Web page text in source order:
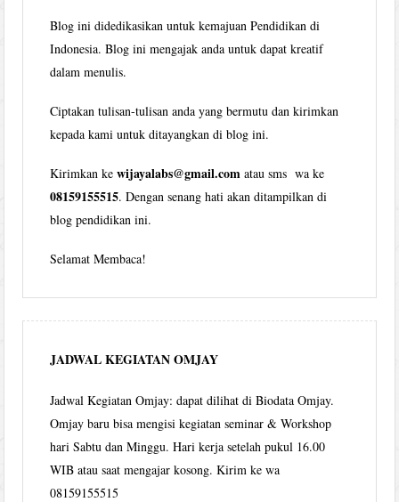
Blog ini didedikasikan untuk kemajuan Pendidikan di
Indonesia. Blog ini mengajak anda untuk dapat kreatif
dalam menulis.
Ciptakan tulisan-tulisan anda yang bermutu dan kirimkan
kepada kami untuk ditayangkan di blog ini.
Kirimkan kewijayalabs@gmail.com atau sms wa ke
08159155515. Dengan senang hati akan ditampilkan di
blog pendidikan ini.
Selamat Membaca!
JADWAL KEGIATAN OMJAY
Jadwal Kegiatan Omjay: dapat dilihat di Biodata Omjay.
Omjay baru bisa mengisi kegiatan seminar & Workshop
hari Sabtu dan Minggu. Hari kerja setelah pukul 16.00
WIB atau saat mengajar kosong. Kirim ke wa
08159155515